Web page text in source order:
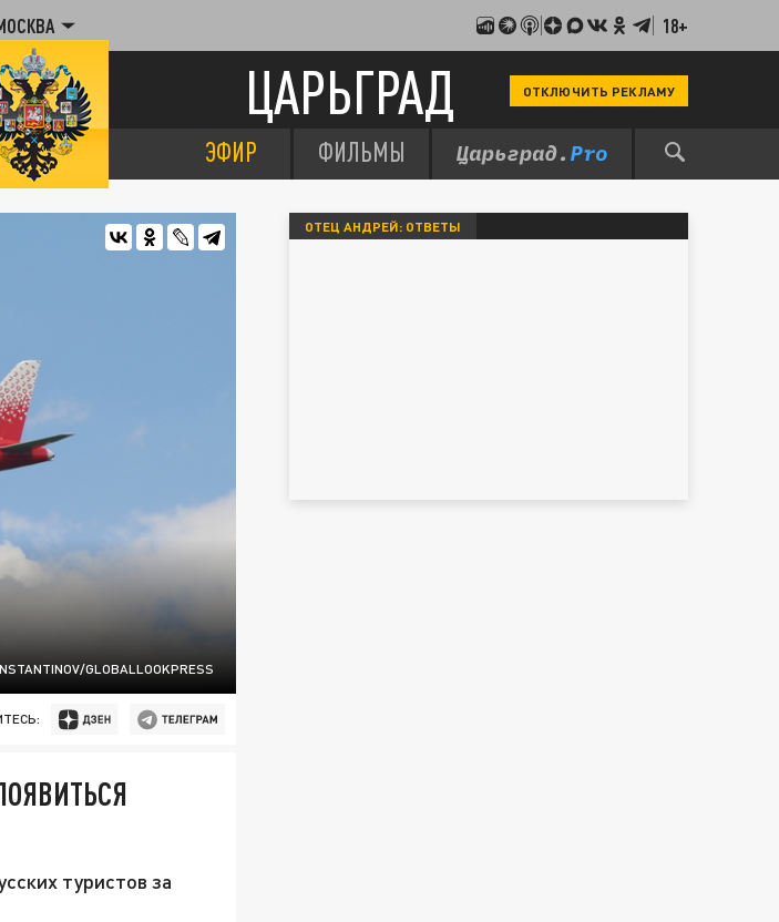
18+
ЦАРЬГРАД ОТКЛЮЧИТЬ РЕКЛАМУ
ЭФИР ФИЛЬМЫ
GLOBALLOOKPRESS
туристов за
ОТЕЦ АНДРЕЙ: ОТВЕТЫ